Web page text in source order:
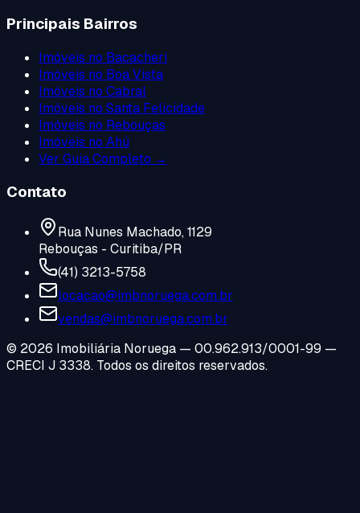
Principais Bairros
Imóveis no Bacacheri
Imóveis no Boa Vista
Imóveis no Cabral
Imóveis no Santa Felicidade
Imóveis no Rebouças
Imóveis no Ahú
Ver Guia Completo →
Contato
Rua Nunes Machado, 1129
Rebouças - Curitiba/PR
(41) 3213-5758
locacao@imbnoruega.com.br
vendas@imbnoruega.com.br
© 2026 Imobiliária Noruega — 00.962.913/0001-99 —
CRECI J 3338. Todos os direitos reservados.